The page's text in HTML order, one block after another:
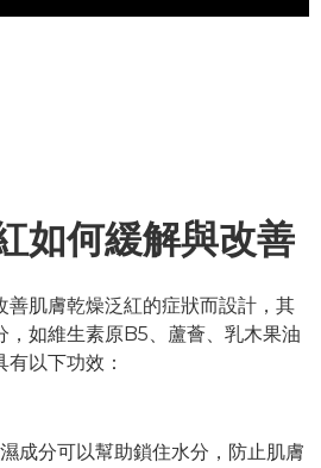
如何緩解與改善
善肌膚乾燥泛紅的症狀而設計，其
，如維生素原B5、蘆薈、乳木果油
以下功效：
成分可以幫助鎖住水分，防止肌膚